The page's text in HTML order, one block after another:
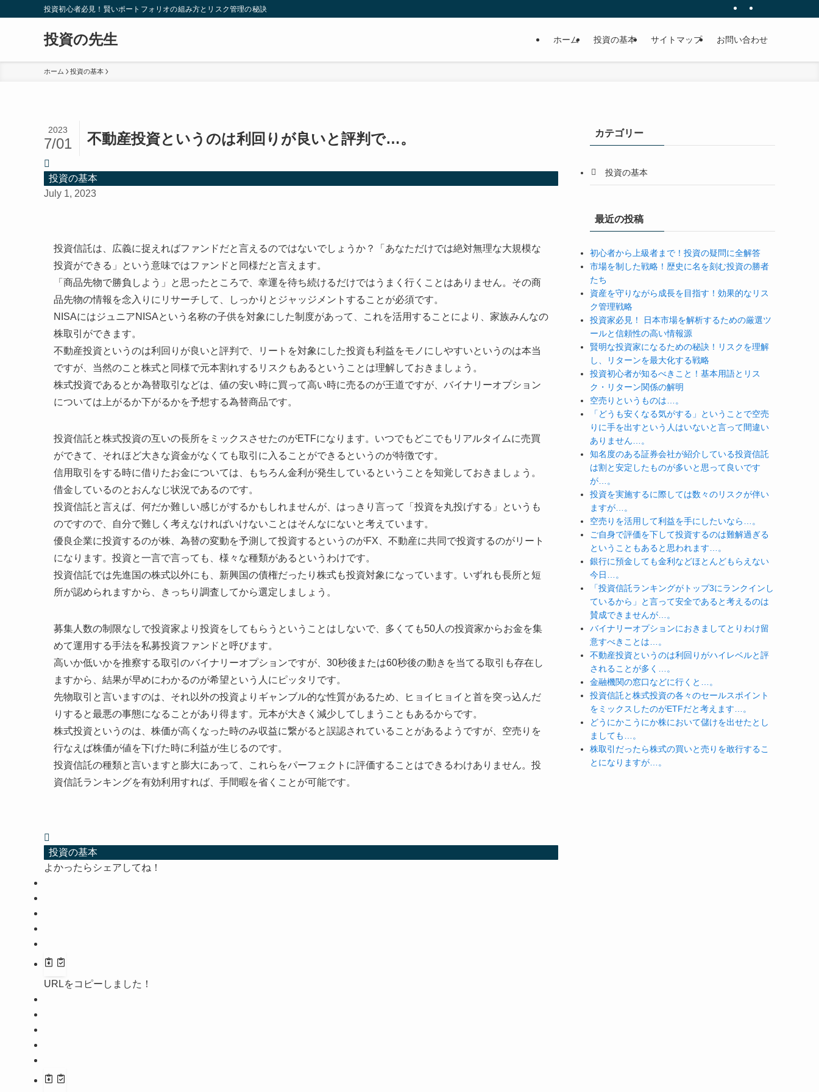
投資初心者必見！賢いポートフォリオの組み方とリスク管理の秘訣
投資の先生 ホーム 投資の基本 サイトマップ お問い合わせ
ホーム 投資の基本
不動産投資というのは利回りが良いと評判で…。
2023
7/01
投資の基本
July 1, 2023
投資信託は、広義に捉えればファンドだと言えるのではないでしょうか？「あなただけでは絶対無理な大規模な
投資ができる」という意味ではファンドと同様だと言えます。
「商品先物で勝負しよう」と思ったところで、幸運を待ち続けるだけではうまく行くことはありません。その商
品先物の情報を念入りにリサーチして、しっかりとジャッジメントすることが必須です。
NISAにはジュニアNISAという名称の子供を対象にした制度があって、これを活用することにより、家族みんなの
株取引ができます。
不動産投資というのは利回りが良いと評判で、リートを対象にした投資も利益をモノにしやすいというのは本当
ですが、当然のこと株式と同様で元本割れするリスクもあるということは理解しておきましょう。
株式投資であるとか為替取引などは、値の安い時に買って高い時に売るのが王道ですが、バイナリーオプション
については上がるか下がるかを予想する為替商品です。
投資信託と株式投資の互いの長所をミックスさせたのがETFになります。いつでもどこでもリアルタイムに売買
ができて、それほど大きな資金がなくても取引に入ることができるというのが特徴です。
信用取引をする時に借りたお金については、もちろん金利が発生しているということを知覚しておきましょう。
借金しているのとおんなじ状況であるのです。
投資信託と言えば、何だか難しい感じがするかもしれませんが、はっきり言って「投資を丸投げする」というも
のですので、自分で難しく考えなければいけないことはそんなにないと考えています。
優良企業に投資するのが株、為替の変動を予測して投資するというのがFX、不動産に共同で投資するのがリート
になります。投資と一言で言っても、様々な種類があるというわけです。
投資信託では先進国の株式以外にも、新興国の債権だったり株式も投資対象になっています。いずれも長所と短
所が認められますから、きっちり調査してから選定しましょう。
募集人数の制限なしで投資家より投資をしてもらうということはしないで、多くても50人の投資家からお金を集
めて運用する手法を私募投資ファンドと呼びます。
高いか低いかを推察する取引のバイナリーオプションですが、30秒後または60秒後の動きを当てる取引も存在し
ますから、結果が早めにわかるのが希望という人にピッタリです。
先物取引と言いますのは、それ以外の投資よりギャンブル的な性質があるため、ヒョイヒョイと首を突っ込んだ
りすると最悪の事態になることがあり得ます。元本が大きく減少してしまうこともあるからです。
株式投資というのは、株価が高くなった時のみ収益に繋がると誤認されていることがあるようですが、空売りを
行なえば株価が値を下げた時に利益が生じるのです。
投資信託の種類と言いますと膨大にあって、これらをパーフェクトに評価することはできるわけありません。投
資信託ランキングを有効利用すれば、手間暇を省くことが可能です。
投資の基本
よかったらシェアしてね！
URLをコピーしました！
カテゴリー
投資の基本
最近の投稿
初心者から上級者まで！投資の疑問に全解答
市場を制した戦略！歴史に名を刻む投資の勝者
たち
資産を守りながら成長を目指す！効果的なリス
ク管理戦略
投資家必見！ 日本市場を解析するための厳選ツ
ールと信頼性の高い情報源
賢明な投資家になるための秘訣！リスクを理解
し、リターンを最大化する戦略
投資初心者が知るべきこと！基本用語とリス
ク・リターン関係の解明
空売りというものは…。
「どうも安くなる気がする」ということで空売
りに手を出すという人はいないと言って間違い
ありません…。
知名度のある証券会社が紹介している投資信託
は割と安定したものが多いと思って良いです
が…。
投資を実施するに際しては数々のリスクが伴い
ますが…。
空売りを活用して利益を手にしたいなら…。
ご自身で評価を下して投資するのは難解過ぎる
ということもあると思われます…。
銀行に預金しても金利などほとんどもらえない
今日…。
「投資信託ランキングがトップ3にランクインし
ているから」と言って安全であると考えるのは
賛成できませんが…。
バイナリーオプションにおきましてとりわけ留
意すべきことは…。
不動産投資というのは利回りがハイレベルと評
されることが多く…。
金融機関の窓口などに行くと…。
投資信託と株式投資の各々のセールスポイント
をミックスしたのがETFだと考えます…。
どうにかこうにか株において儲けを出せたとし
ましても…。
株取引だったら株式の買いと売りを敢行するこ
とになりますが…。